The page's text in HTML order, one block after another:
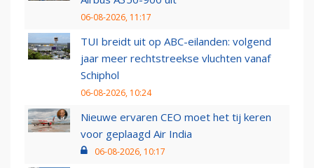
06-08-2026, 11:17
TUI breidt uit op ABC-eilanden: volgend
jaar meer rechtstreekse vluchten vanaf
Schiphol
06-08-2026, 10:24
Nieuwe ervaren CEO moet het tij keren
voor geplaagd Air India
06-08-2026, 10:17